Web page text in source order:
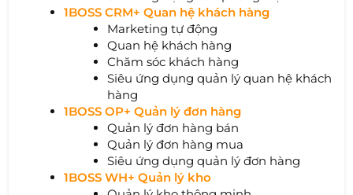
1BOSS CRM+ Quan hệ khách hàng
Marketing tự động
Quan hệ khách hàng
Chăm sóc khách hàng
Siêu ứng dụng quản lý quan hệ khách
hàng
1BOSS OP+ Quản lý đơn hàng
Quản lý đơn hàng bán
Quản lý đơn hàng mua
Siêu ứng dụng quản lý đơn hàng
1BOSS WH+ Quản lý kho